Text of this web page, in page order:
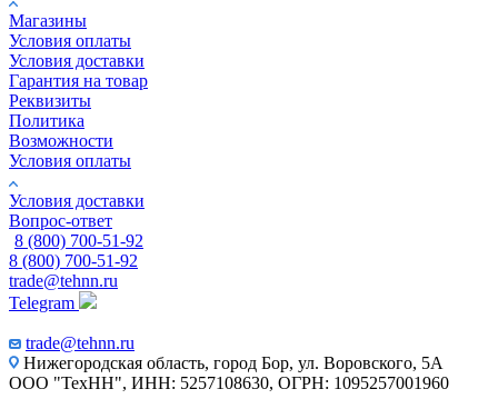
Магазины
Условия оплаты
Условия доставки
Гарантия на товар
Реквизиты
Политика
Возможности
Условия оплаты
Условия доставки
Вопрос-ответ
8 (800) 700-51-92
8 (800) 700-51-92
trade@tehnn.ru
Telegram
trade@tehnn.ru
Нижегородская область, город Бор, ул. Воровского, 5А
ООО "ТехНН", ИНН: 5257108630, ОГРН: 1095257001960